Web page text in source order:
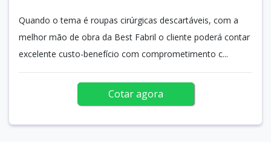
Quando o tema é roupas cirúrgicas descartáveis, com a
melhor mão de obra da Best Fabril o cliente poderá contar
excelente custo-benefício com comprometimento c...
Cotar agora